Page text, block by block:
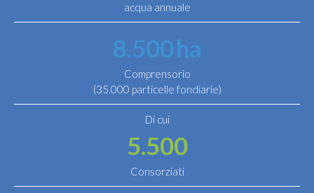
acqua annuale
8.500ha
Comprensorio
(35.000 particelle fondiarie)
Di cui
5.500
Consorziati